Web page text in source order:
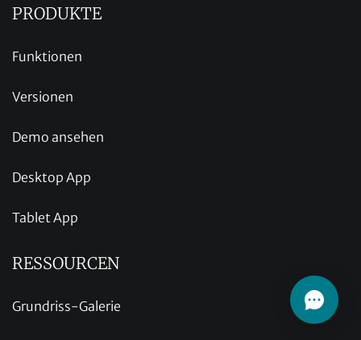
PRODUKTE
Funktionen
Versionen
Demo ansehen
Desktop App
Tablet App
RESSOURCEN
Grundriss-Galerie